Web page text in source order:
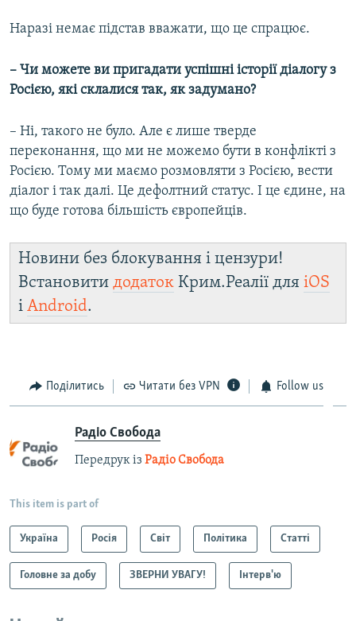
Наразі немає підстав вважати, що це спрацює.
– Чи можете ви пригадати успішні історії діалогу з
Росією, які склалися так, як задумано?
– Ні, такого не було. Але є лише тверде
переконання, що ми не можемо бути в конфлікті з
Росією. Тому ми маємо розмовляти з Росією, вести
діалог і так далі. Це дефолтний статус. І це єдине, на
що буде готова більшість європейців.
Новини без блокування і цензури!
Встановити додаток Крим.Реалії для iOS
і Android.
Поділитись Читати без VPN Follow us
Радіо Свобода
Передрук із Радіо Свобода
This item is part of
Україна Росія Світ Політика Статті
Головне за добу ЗВЕРНИ УВАГУ! Інтерв'ю